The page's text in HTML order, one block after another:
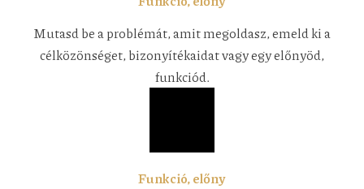
Mutasd be a problémát, amit megoldasz, emeld ki a
célközönséget, bizonyítékaidat vagy egy előnyöd,
funkciód.
Funkció, előny